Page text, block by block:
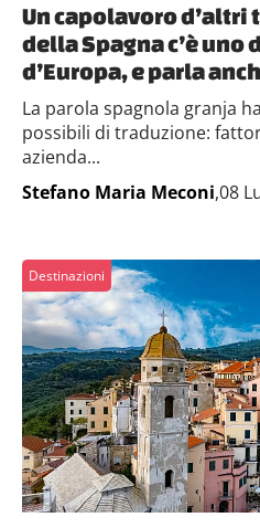
Un capolavoro d’altri
della Spagna c’è
d’Europa, e parla
La parola spagnola granja
possibili di traduzione:
azienda...
Stefano Maria Meconi,08
Destinazioni